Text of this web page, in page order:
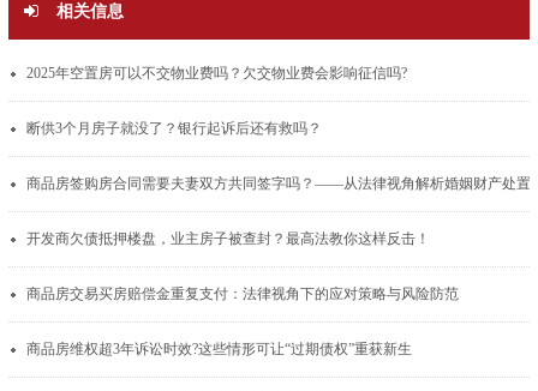
相关信息
2025年空置房可以不交物业费吗？欠交物业费会影响征信吗?
断供3个月房子就没了？银行起诉后还有救吗？
开发商欠债抵押楼盘，业主房子被查封？最高法教你这样反击！
商品房交易买房赔偿金重复支付：法律视角下的应对策略与风险防范
商品房维权超3年诉讼时效?这些情形可让“过期债权”重获新生